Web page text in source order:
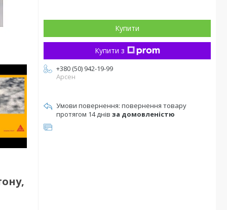
Купити
Купити з
+380 (50) 942-19-99
Арсен
повернення товару
протягом 14 днів за домовленістю